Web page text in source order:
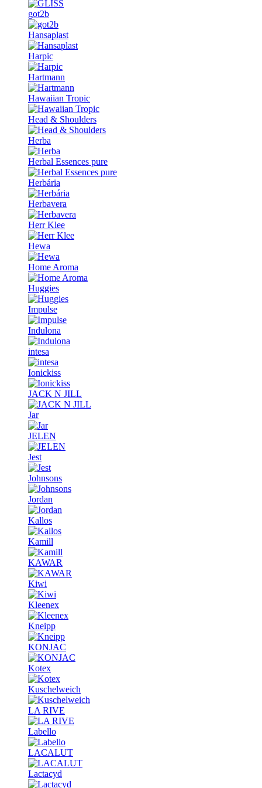
got2b
Hansaplast
Harpic
Hartmann
Hawaiian Tropic
Head & Shoulders
Herba
Herbal Essences pure
Herbária
Herbavera
Herr Klee
Hewa
Home Aroma
Huggies
Impulse
Indulona
intesa
Ionickiss
JACK N JILL
Jar
JELEN
Jest
Johnsons
Jordan
Kallos
Kamill
KAWAR
Kiwi
Kleenex
Kneipp
KONJAC
Kotex
Kuschelweich
LA RIVE
Labello
LACALUT
Lactacyd